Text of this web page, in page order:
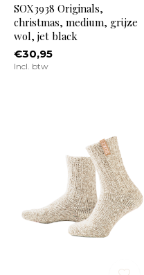
SOX3938 Originals,
christmas, medium, grijze
wol, jet black
€30,95
Incl. btw